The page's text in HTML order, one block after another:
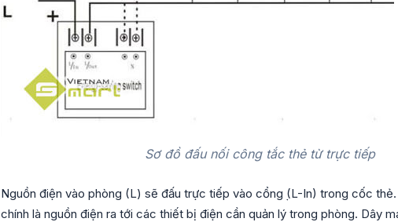
Sơ đồ đấu nối công tắc thẻ từ trực tiếp
Nguồn điện vào phòng (L) sẽ đấu trực tiếp vào cổng ̣̣̣̣(L-In) trong cốc
chính là nguồn điện ra tới các thiết bị điện cần quản lý trong phòng. Dây